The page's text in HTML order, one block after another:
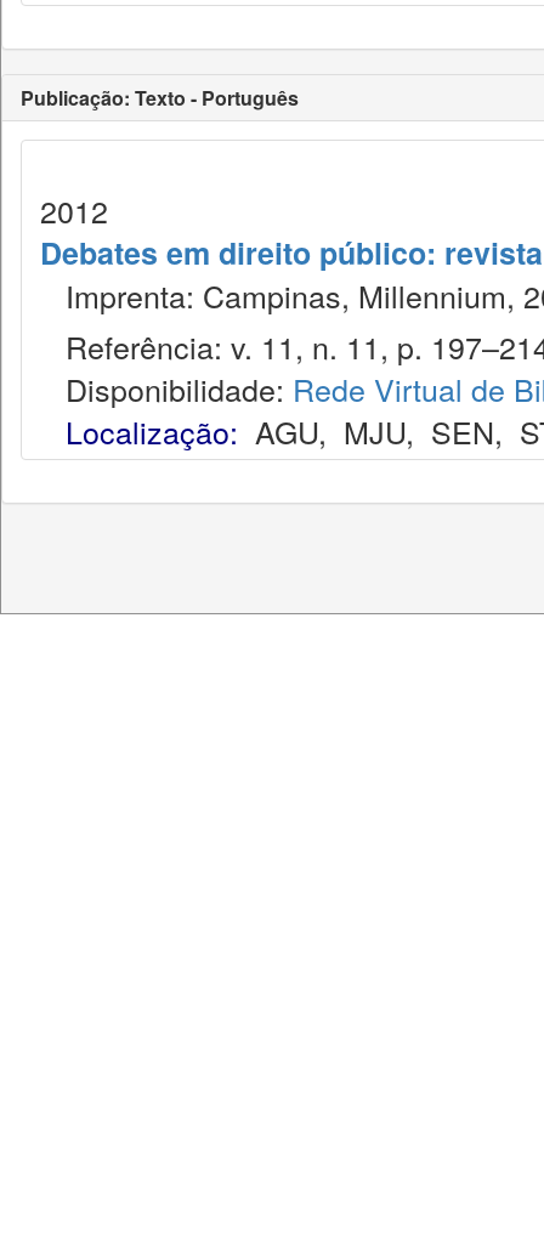
Publicação: Texto - Português
2012
Debates em direito público:
Imprenta: Campinas, Millennium,
Referência: v. 11, n. 11, p.
Disponibilidade: Rede Virtual de
Localização: AGU, MJU, SEN,